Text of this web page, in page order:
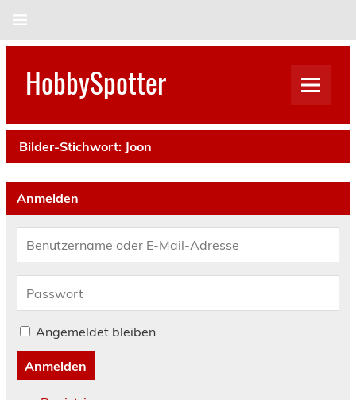
HobbySpotter
Bilder-Stichwort: Joon
Anmelden
Angemeldet bleiben
Anmelden